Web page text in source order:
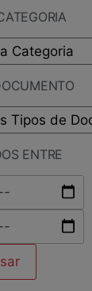
ENTRE